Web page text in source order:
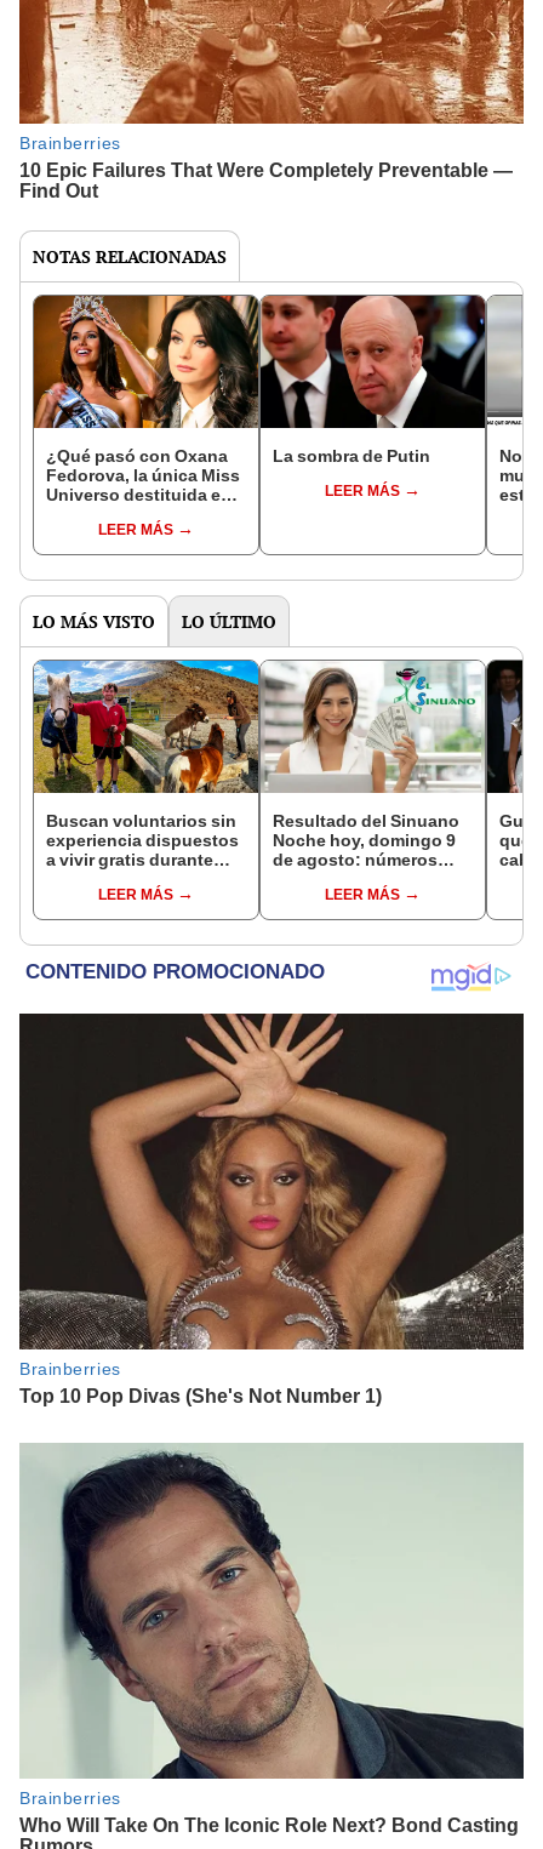
NOTAS RELACIONADAS
¿Qué pasó con Oxana
Fedorova, la única Miss
Universo destituida en
concurso?LEER MÁS
La sombra de Putin
LEER MÁS
No,
está
LO MÁS VISTO LO ÚLTIMO
Buscan voluntarios sin
experiencia dispuestos
a vivir gratis durante
cuidar caballos, burros
y otros animales
LEER MÁS
Resultado del Sinuano
Noche hoy, domingo 9
de agosto: números
de Colombia
LEER MÁS
que